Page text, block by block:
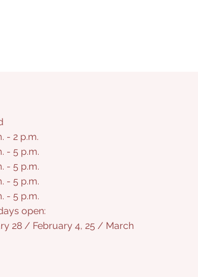
- 2 p.m.
- 5 p.m.
- 5 p.m.
- 5 p.m.
- 5 p.m.
open:
28 / February 4, 25 / March